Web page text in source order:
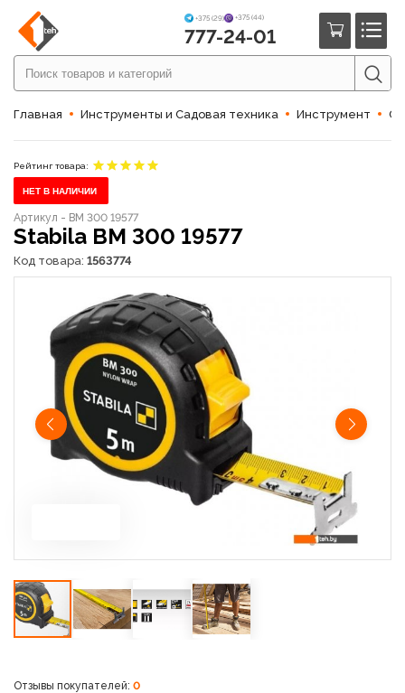
+375 (29) +375 (44)
777-24-01
Главная Инструменты и Садовая техника Инструмент
Рейтинг товара:
НЕТ В НАЛИЧИИ
Артикул - ВМ 300 19577
Stabila ВМ 300 19577
Код товара: 1563774
Отзывы покупателей: 0